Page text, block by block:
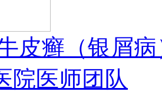
皮癣（银屑
院医师团队